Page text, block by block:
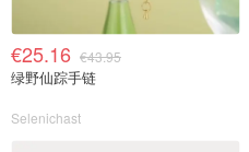
€25.16 €43.95
绿野仙踪手链
Selenichast